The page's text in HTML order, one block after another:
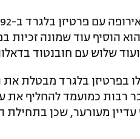
הוא הוסיף עוד שמונה
שלוש עם חובנטוד
בפרטיזן בלגרד מבטלת
רבות כמועמד להחליף את
מעורער, שכן בתחילת